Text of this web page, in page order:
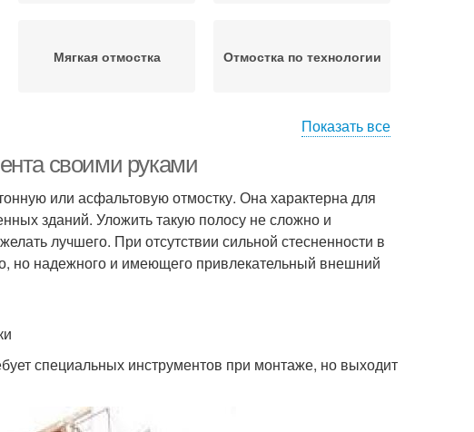
Мягкая отмостка Отмостка по технологии
Подложка под отмостку Отмостка с пеноплексом
Бетонная смесь
Показать все
своими руками
или асфальтовую отмостку. Она характерна для
зданий. Уложить такую полосу не сложно и
лучшего. При отсутствии сильной стесненности в
но надежного и имеющего привлекательный внешний
специальных инструментов при монтаже, но выходит